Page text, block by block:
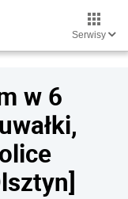
Serwisy
w 6